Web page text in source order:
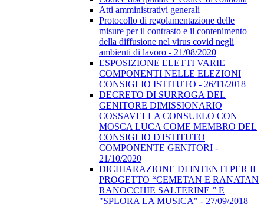
Atti amministrativi generali
Protocollo di regolamentazione delle
misure per il contrasto e il contenimento
della diffusione nel virus covid negli
ambienti di lavoro - 21/08/2020
ESPOSIZIONE ELETTI VARIE
COMPONENTI NELLE ELEZIONI
CONSIGLIO ISTITUTO - 26/11/2018
DECRETO DI SURROGA DEL
GENITORE DIMISSIONARIO
COSSAVELLA CONSUELO CON
MOSCA LUCA COME MEMBRO DEL
CONSIGLIO D'ISTITUTO
COMPONENTE GENITORI -
21/10/2020
DICHIARAZIONE DI INTENTI PER IL
PROGETTO “CEMETAN E RANATAN
RANOCCHIE SALTERINE ” E
"SPLORA LA MUSICA" - 27/09/2018